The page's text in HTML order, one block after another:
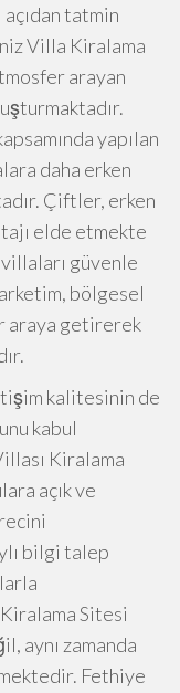
tatmin
Villa Kiralama
arayan
yapılan
daha erken
Çiftler, erken
elde etmekte
güvenle
bölgesel
araya getirerek
kalitesinin de
kabul
Kiralama
açık ve
bilgi talep
Sitesi
aynı zamanda
Fethiye